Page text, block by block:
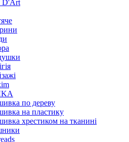
D'Art
по дереву
на пластику
хрестиком на тканині